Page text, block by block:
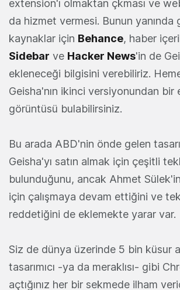
extension'ı olmaktan çkması ve
da hizmet vermesi. Bunun yanında
kaynaklar için Behance, haber
Sidebar ve Hacker News'in de
ekleneceği bilgisini verebiliriz.
Geisha'nın ikinci versiyonundan bir
görüntüsü bulabilirsiniz.
Bu arada ABD'nin önde gelen
Geisha'yı satın almak için çeşitli
bulunduğunu, ancak Ahmet
için çalışmaya devam ettiğini ve
reddetiğini de eklemekte yarar var.
Siz de dünya üzerinde 5 bin küsur
tasarımıcı -ya da meraklısı- gibi
açtığınız her bir sekmede ilham